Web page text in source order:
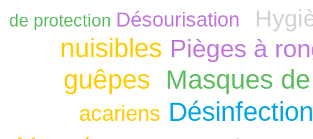
de protection Désourisation
nuisibles Pièges à
guêpes Masques
acariens